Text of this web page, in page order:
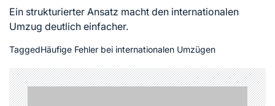
Ein strukturierter Ansatz macht den internationalen
Umzug deutlich einfacher.
TaggedHäufige Fehler bei internationalen Umzügen